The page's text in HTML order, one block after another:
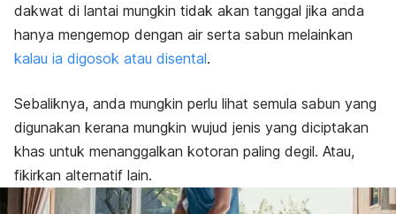
dakwat di lantai mungkin tidak akan tanggal jika anda
hanya mengemop dengan air serta sabun melainkan
kalau ia digosok atau disental.
Sebaliknya, anda mungkin perlu lihat semula sabun yang
digunakan kerana mungkin wujud jenis yang diciptakan
khas untuk menanggalkan kotoran paling degil. Atau,
fikirkan alternatif lain.